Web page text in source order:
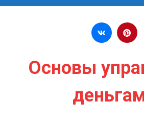
Перейти к содержимому
Основы